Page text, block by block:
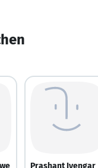
Prashant Iyengar